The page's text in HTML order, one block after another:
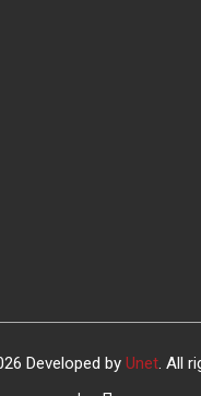
Developed by Unet . All